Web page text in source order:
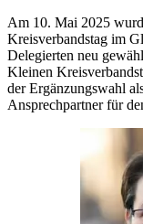
Am 10. Mai 2025
Kreisverbandstag im
Delegierten neu
Kleinen
der Ergänzungswahl
Ansprechpartner für